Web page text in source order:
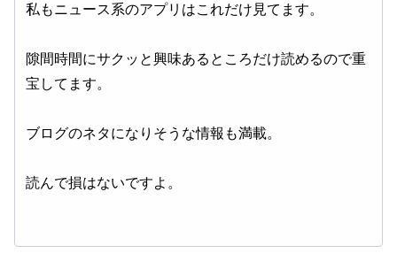
私もニュース系のアプリはこれだけ見てます。
隙間時間にサクッと興味あるところだけ読めるので重
宝してます。
ブログのネタになりそうな情報も満載。
読んで損はないですよ。